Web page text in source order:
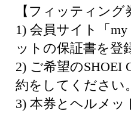
【フィッティング
1) 会員サイト「
ットの保証書を登
2) ご希望のSHOEI
約をしてください。
3) 本券とヘルメッ